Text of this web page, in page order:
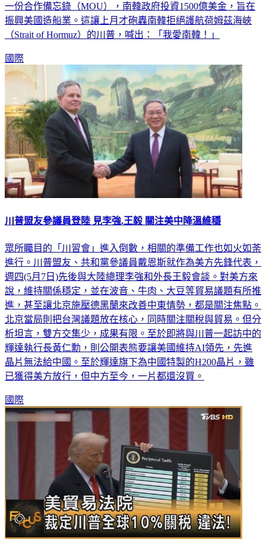
一份合作備忘錄（MOU），南韓政府投資1500億美金，旨在
振興美國造船業。這讓上月才砲轟南韓拒絕護航荷姆茲海峽
（Strait of Hormuz）的川普，喊出：「我愛南韓！」
國際
川普盟友參議員登陸 見李強.王毅 關注美中降溫維穩
眾所矚目的「川習會」進入倒數，相關的準備工作也如火如荼
進行。川普盟友、共和黨參議員戴恩斯就作為美方先鋒代表，
週四(5月7日)先後與大陸總理李強和外長王毅會談。對美方來
說，維持關係穩定，並在波音、牛肉、大豆等貿易議題有所推
進，甚至讓北京施壓德黑蘭來改善中東情勢，都是關注焦點。
北京當局則把台灣議題放在核心，同時關注關稅與貿易。但分
析坦言，雙方交集少，成果有限。至於即將與川普一起訪中的
輝達執行長黃仁勳，則公開表態要讓美國維持AI領先，先進
晶片無法給中國。至於輝達旗下為中國特製的H200晶片，雖
已獲得美方放行，但中方至今，一片都還沒買。
國際